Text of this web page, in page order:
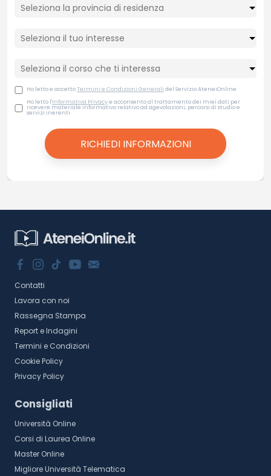
Ho letto e accettoTermini e Condizioni Generali del Servizio AteneiOnline
Ho letto l'Informativa Privacye acconsento al trattamento dei miei dati per
ricevere materiale informativo relativo ad agevolazioni, percorsi di studio e
servizi inerenti
Contatti
Lavora con noi
Rassegna Stampa
Report e Indagini
Termini e Condizioni
Cookie Policy
Privacy Policy
Consigliati
Università Online
Corsi di Laurea Online
Master Online
Migliore Università Telematica